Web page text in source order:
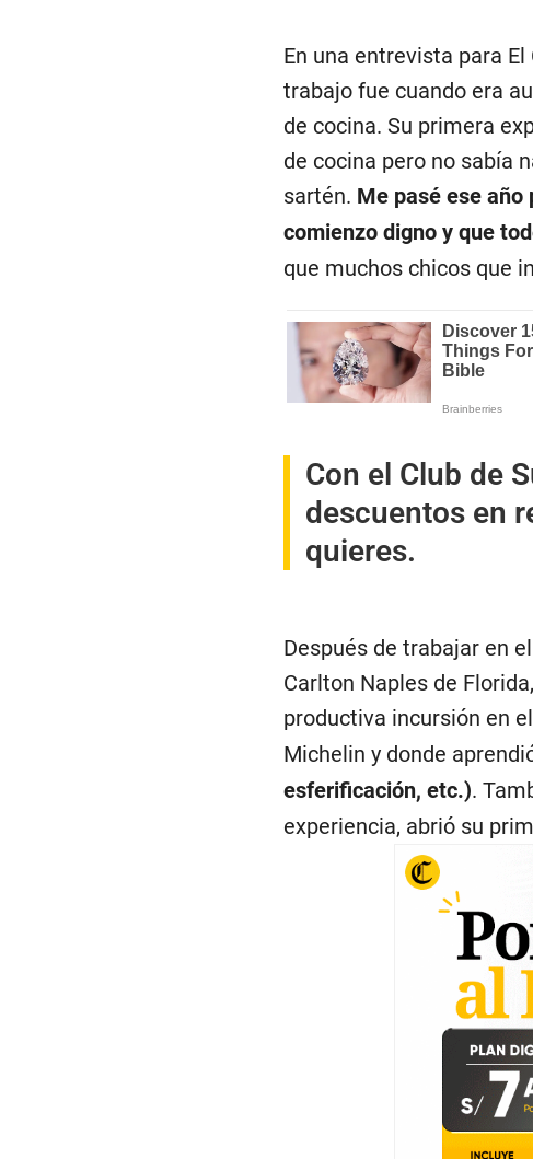
En una entrevista para
trabajo fue cuando era
de cocina. Su primera
de cocina pero no sabía
sartén. Me pasé ese año
comienzo digno y que
que muchos chicos que
Con el Club de
descuentos en
quieres.
Después de trabajar en
Carlton Naples de
productiva incursión en el
Michelin y donde
esferificación, etc.).
experiencia, abrió su